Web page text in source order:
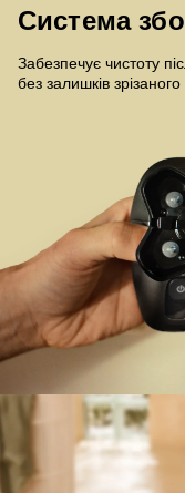
Система
Забезпечує чистоту
без залишків